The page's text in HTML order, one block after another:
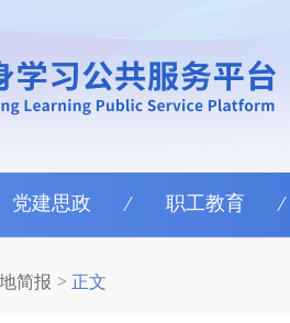
党建思政 职工教育
简报 正文